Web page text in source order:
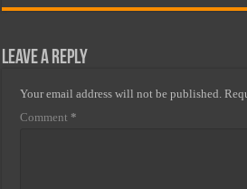
Leave a Reply
Your email address will not be published.
Comment *